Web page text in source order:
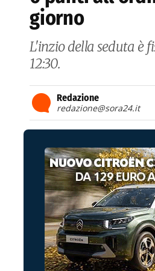
giorno
L'inzio della seduta è
12:30.
Redazione
redazione@sora24.it